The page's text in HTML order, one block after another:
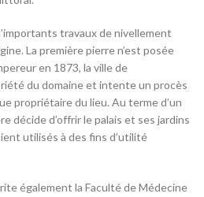
travaux de nivellement
La première pierre n’est posée
en 1873, la ville de
du domaine et intente un procès
propriétaire du lieu. Au terme d’un
décide d’offrir le palais et ses jardins
utilisés à des fins d’utilité
également la Faculté de Médecine